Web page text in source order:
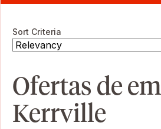
Sort Criteria
Ofertas de
Kerrville